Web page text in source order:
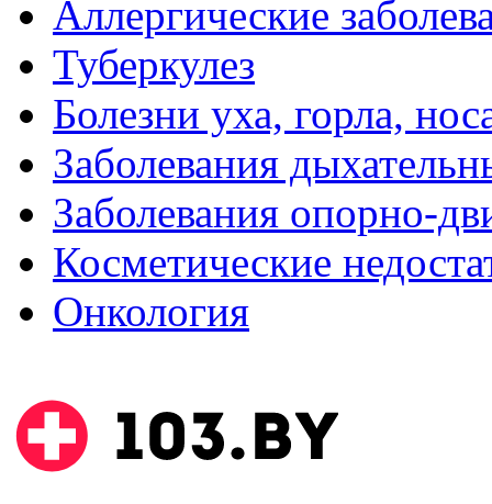
Аллергические
Туберкулез
Болезни уха, горла,
Заболевания
Заболевания опорно-
Косметические
Онкология